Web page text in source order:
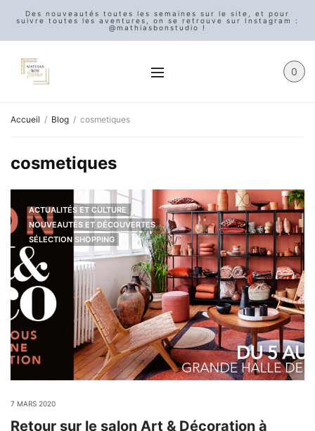
Des nouveautés toutes les semaines sur le site, et pour
suivre toutes les aventures, on se retrouve sur Instagram :
@mathiasbonstudio !
0
Accueil Blog cosmetiques
cosmetiques
ACTUALITÉS ET CULTURE
NOUVEAUTÉS ET DÉCOUVERTES
SÉLECTION SHOPPING
7 MARS 2020
Retour sur le salon Art & Décoration à